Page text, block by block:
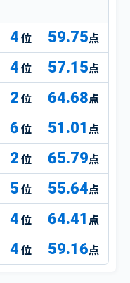
4 59.75点
4 57.15点
2 64.68点
6 51.01 点
2 65.79点
5 55.64点
4 64.41 点
4 59.16点